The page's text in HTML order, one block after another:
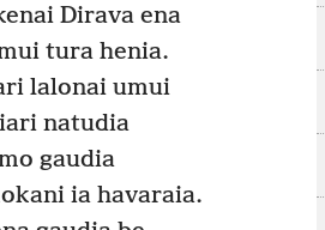
Dirava ena
tura henia.
lalonai umui
natudia
gaudia
ia havaraia.